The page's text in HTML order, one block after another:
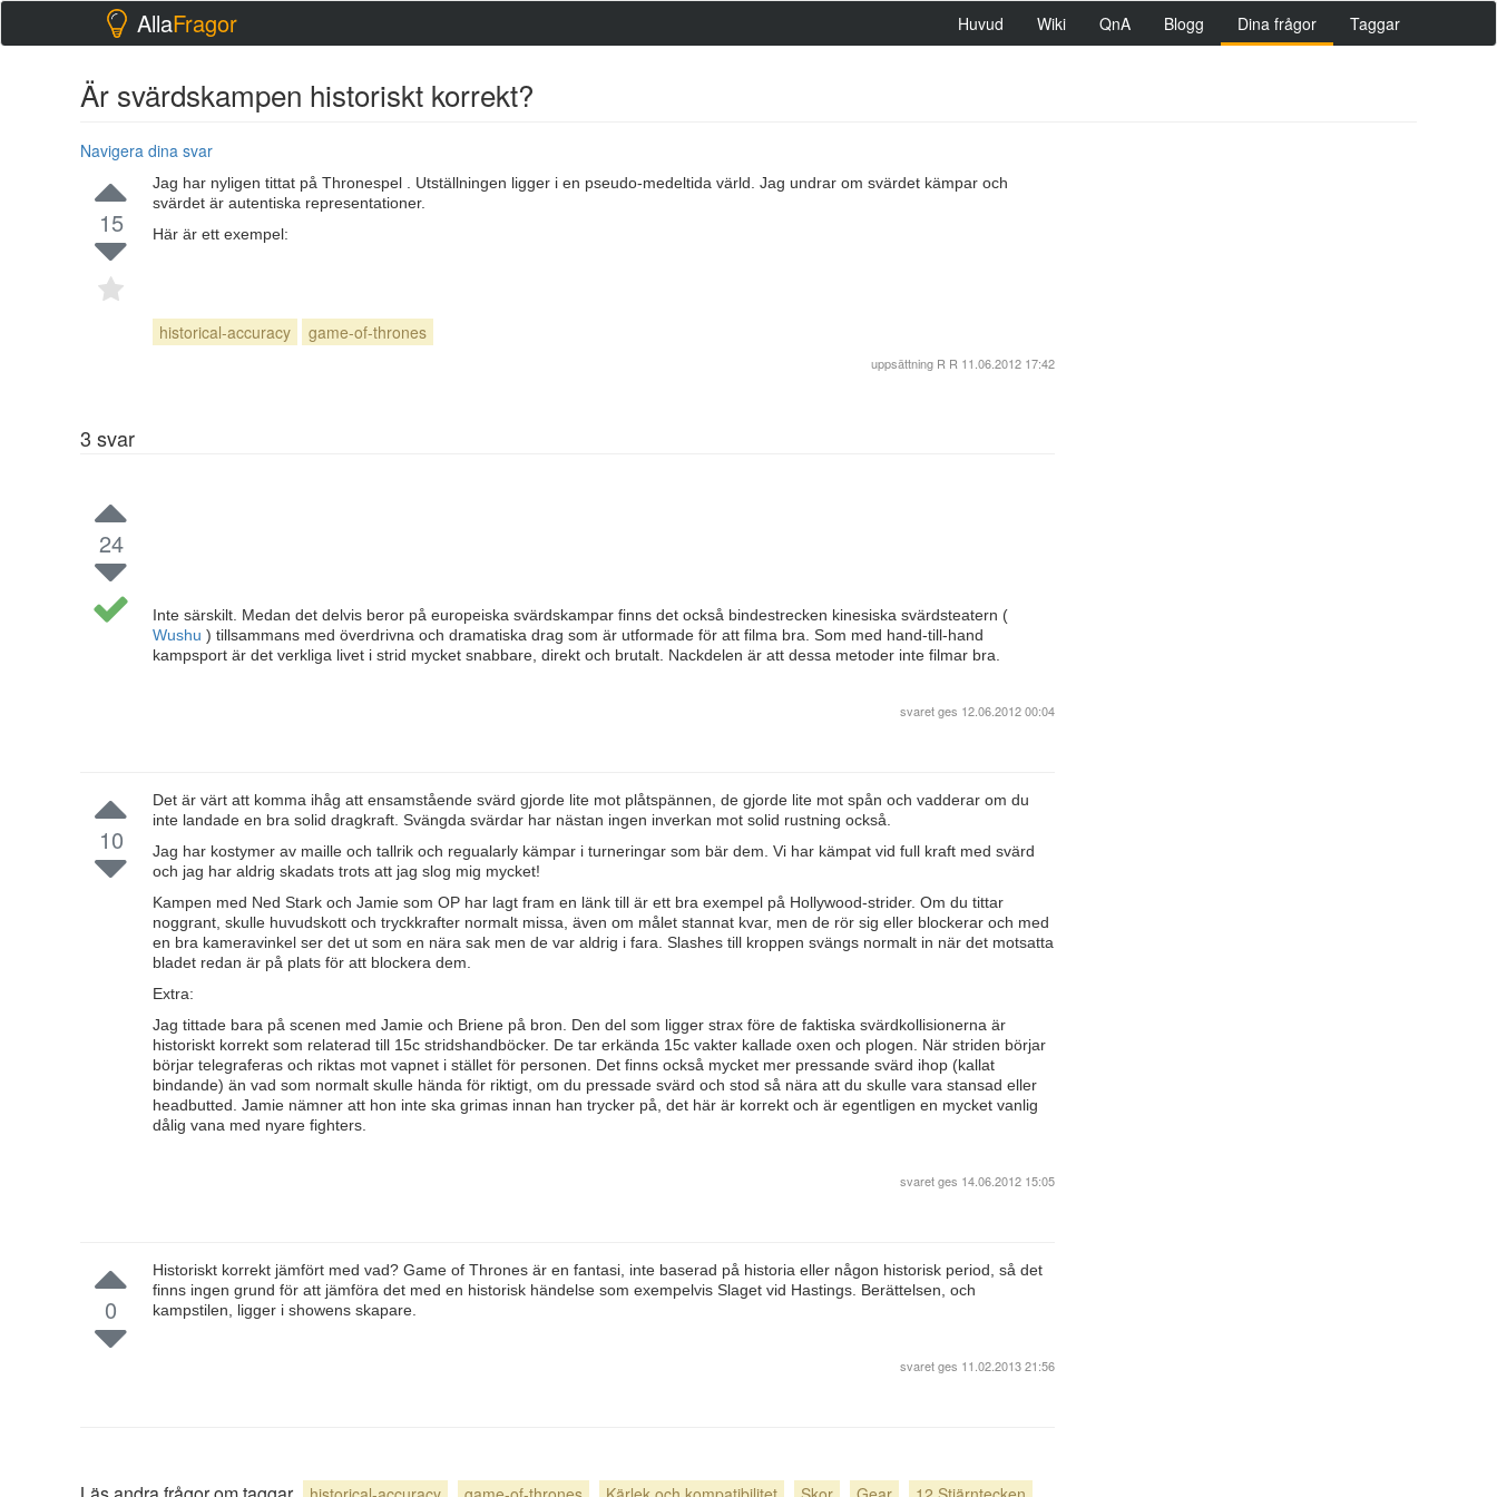
AllaFragor Huvud Wiki QnA Blogg Dina frågor Taggar
Är svärdskampen historiskt korrekt?
Navigera dina svar
15
Jag har nyligen tittat på Thronespel . Utställningen ligger i en pseudo-medeltida värld. Jag undrar om svärdet kämpar och
svärdet är autentiska representationer.
Här är ett exempel:
historical-accuracy game-of-thrones
uppsättning R R 11.06.2012 17:42
3 svar
24
Inte särskilt. Medan det delvis beror på europeiska svärdskampar finns det också bindestrecken kinesiska svärdsteatern (
Wushu ) tillsammans med överdrivna och dramatiska drag som är utformade för att filma bra. Som med hand-till-hand
kampsport är det verkliga livet i strid mycket snabbare, direkt och brutalt. Nackdelen är att dessa metoder inte filmar bra.
svaret ges 12.06.2012 00:04
10
Det är värt att komma ihåg att ensamstående svärd gjorde lite mot plåtspännen, de gjorde lite mot spån och vadderar om du
inte landade en bra solid dragkraft. Svängda svärdar har nästan ingen inverkan mot solid rustning också.
Jag har kostymer av maille och tallrik och regualarly kämpar i turneringar som bär dem. Vi har kämpat vid full kraft med svärd
och jag har aldrig skadats trots att jag slog mig mycket!
Kampen med Ned Stark och Jamie som OP har lagt fram en länk till är ett bra exempel på Hollywood-strider. Om du tittar
noggrant, skulle huvudskott och tryckkrafter normalt missa, även om målet stannat kvar, men de rör sig eller blockerar och med
en bra kameravinkel ser det ut som en nära sak men de var aldrig i fara. Slashes till kroppen svängs normalt in när det motsatta
bladet redan är på plats för att blockera dem.
Extra:
Jag tittade bara på scenen med Jamie och Briene på bron. Den del som ligger strax före de faktiska svärdkollisionerna är
historiskt korrekt som relaterad till 15c stridshandböcker. De tar erkända 15c vakter kallade oxen och plogen. När striden börjar
börjar telegraferas och riktas mot vapnet i stället för personen. Det finns också mycket mer pressande svärd ihop (kallat
bindande) än vad som normalt skulle hända för riktigt, om du pressade svärd och stod så nära att du skulle vara stansad eller
headbutted. Jamie nämner att hon inte ska grimas innan han trycker på, det här är korrekt och är egentligen en mycket vanlig
dålig vana med nyare fighters.
svaret ges 14.06.2012 15:05
0
Historiskt korrekt jämfört med vad? Game of Thrones är en fantasi, inte baserad på historia eller någon historisk period, så det
finns ingen grund för att jämföra det med en historisk händelse som exempelvis Slaget vid Hastings. Berättelsen, och
kampstilen, ligger i showens skapare.
svaret ges 11.02.2013 21:56